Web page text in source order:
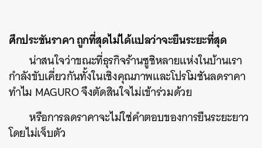
ศึกประชันราคา ถูกที่สุดไม่ได้แปลว่าจะยืนระยะที่สุด
น่าสนใจว่าขณะที่ธุรกิจร้านซูชิหลายแห่งในบ้านเรา
กำลังขับเคี่ยวกันทั้งในเชิงคุณภาพและโปรโมชันลดราคา
ทำไม MAGURO จึงตัดสินใจไม่เข้าร่วมด้วย
หรือการลดราคาจะไม่ใช่คำตอบของการยืนระยะยาว
โดยไม่เจ็บตัว